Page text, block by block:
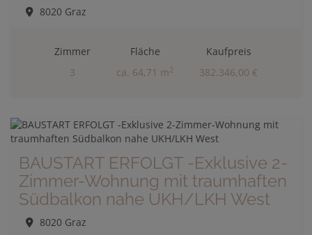
8020 Graz
Zimmer
3
Fläche
ca. 64,71 m2
Kaufpreis
382.346,00 €
BAUSTART ERFOLGT -Exklusive 2-
Zimmer-Wohnung mit traumhaften
Südbalkon nahe UKH/LKH West
8020 Graz